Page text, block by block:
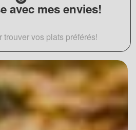
avec mes envies!
vos plats préférés!